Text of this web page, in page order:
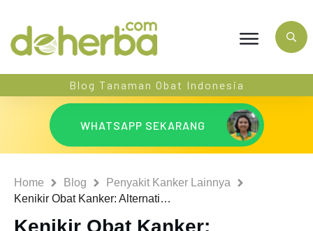
Blog Tanaman Obat Indonesia
WHATSAPP SEKARANG
Home Blog
Penyakit Kanker Lainnya
Kenikir Obat Kanker: Alternatif Pengobatan Kanker
Kenikir Obat Kanker: